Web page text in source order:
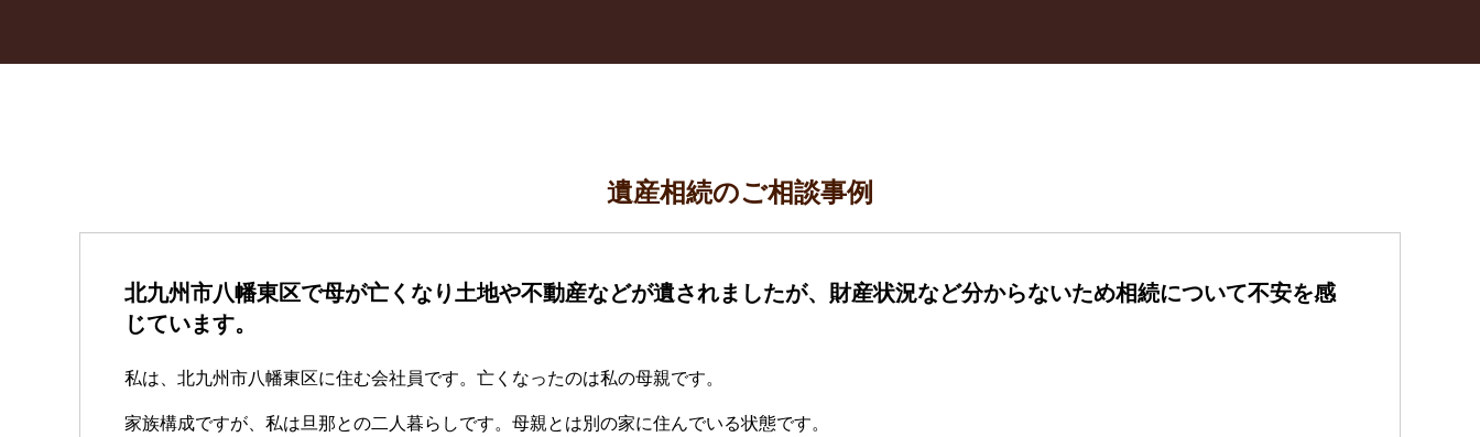
遺産相続のご相談事例
北九州市八幡東区で母が亡くなり土地や不動産などが遺されましたが、財産状況など分からないため相続について不安を感
じています。
私は、北九州市八幡東区に住む会社員です。亡くなったのは私の母親です。
家族構成ですが、私は旦那との二人暮らしです。母親とは別の家に住んでいる状態です。